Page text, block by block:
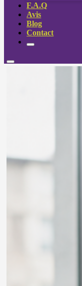
F.A.Q
Avis
Blog
Contact